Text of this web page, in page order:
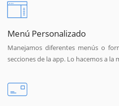
Menú Personalizado
Manejamos diferentes menús o
secciones de la app. Lo hacemos a la